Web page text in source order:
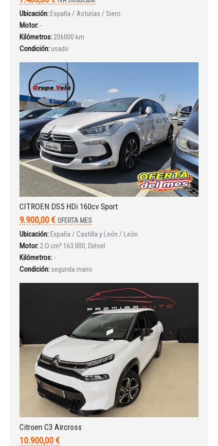
Iniciar sesión
INICIAR SESIÓN
¿Ha olvidado la contraseña?
Ubicación:España / Asturias / Siero
Motor: -
Kilómetros:206000 km
Condición:usado
CITROEN DS5 HDi 160cv Sport
9.900,00 € OFERTA MES
Ubicación:España / Castilla y León / León
Motor:2.O cm³ 163.000, Diésel
Kilómetros: -
Condición: segunda mano
Citroen C3 Aircross
10.900,00 €